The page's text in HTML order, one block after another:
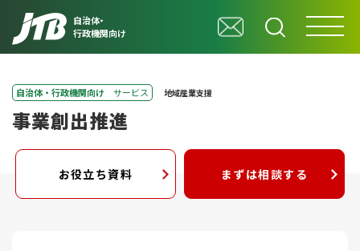
自治体・
行政機関向け
自治体・行政機関向け サービス 地域産業支援
事業創出推進
お役立ち資料 まずは相談する